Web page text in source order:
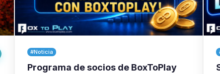
#Noticia
Programa de socios de BoxToPlay